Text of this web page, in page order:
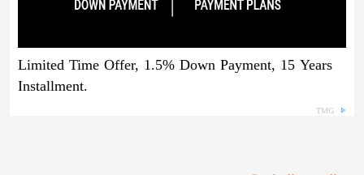
Limited Time Offer, 1.5% Down Payment, 15 Years
Installment.
TMG